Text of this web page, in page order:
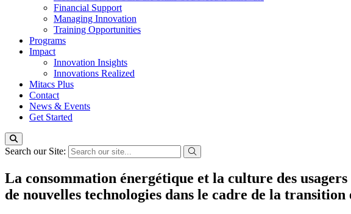
Financial Support
Managing Innovation
Training Opportunities
Programs
Impact
Innovation Insights
Innovations Realized
Mitacs Plus
Contact
News & Events
Get Started
Search our Site:
La consommation énergétique et la culture des
de nouvelles technologies dans le cadre de la transition